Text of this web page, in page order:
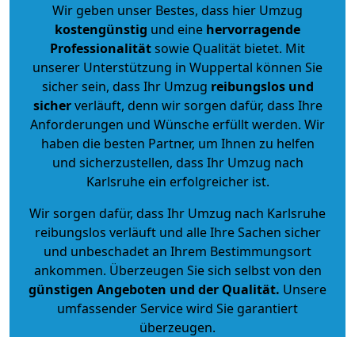
Wir geben unser Bestes, dass hier Umzug
kostengünstig und eine hervorragende
Professionalitätsowie Qualität bietet. Mit
unserer Unterstützung in Wuppertal können Sie
sicher sein, dass Ihr Umzug reibungslos und
sicherverläuft, denn wir sorgen dafür, dass Ihre
Anforderungen und Wünsche erfüllt werden. Wir
haben die besten Partner, um Ihnen zu helfen
und sicherzustellen, dass Ihr Umzug nach
Karlsruhe ein erfolgreicher ist.
Wir sorgen dafür, dass Ihr Umzug nach Karlsruhe
reibungslos verläuft und alle Ihre Sachen sicher
und unbeschadet an Ihrem Bestimmungsort
ankommen. Überzeugen Sie sich selbst von den
günstigen Angeboten und der Qualität. Unsere
umfassender Service wird Sie garantiert
überzeugen.